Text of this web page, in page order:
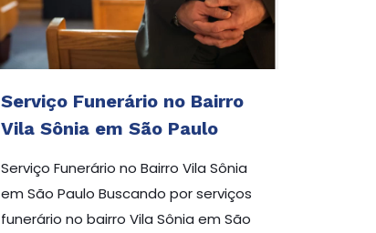
Serviço Funerário no Bairro
Vila Sônia em São Paulo
Serviço Funerário no Bairro Vila Sônia
em São Paulo Buscando por serviços
funerário no bairro Vila Sônia em São